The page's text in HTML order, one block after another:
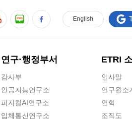
연구·행정부서
감사부
인공지능연구소
피지컬AI연구소
입체통신연구소
ETRI
인사말
연구원소
연혁
조직도
English